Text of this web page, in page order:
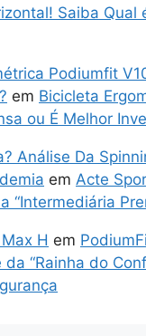
Saiba Qual
Podiumfit
em Bicicleta
ou É Melhor
Análise Da
em Acte
“Intermediária
H em
da “Rainha do